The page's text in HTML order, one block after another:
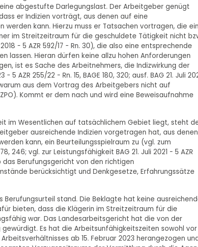
abgestufte Darlegungslast. Der Arbeitgeber genügt
er Indizien vorträgt, aus denen auf eine
kann. Hierzu muss er Tatsachen vortragen, die
im Streitzeitraum für die geschuldete Tätigkeit nicht
- 5 AZR 592/17 - Rn. 30), die also eine entsprechende
lassen. Hieran dürfen keine allzu hohen Anforderungen
ist es Sache des Arbeitnehmers, die Indizwirkung der
AZR 255/22 - Rn. 15, BAGE 180, 320; ausf. BAG 21. Juli
aus dem Vortrag des Arbeitgebers nicht auf
Kommt er dem nach und wird eine Beweisaufnahme
im Wesentlichen auf tatsächlichem Gebiet liegt, steht
ausreichende Indizien vorgetragen hat, aus denen
kann, ein Beurteilungsspielraum zu (vgl. zum
246; vgl. zur Leistungsfähigkeit BAG 21. Juli 2021 - 5 AZR
das Berufungsgericht von den richtigen
berücksichtigt und Denkgesetze, Erfahrungssätze
stand. Die Beklagte hat keine
bieten, dass die Klägerin im Streitzeitraum für die
war. Das Landesarbeitsgericht hat die von der
Es hat die Arbeitsunfähigkeitszeiten sowohl vor
ab 15. Februar 2023 herangezogen